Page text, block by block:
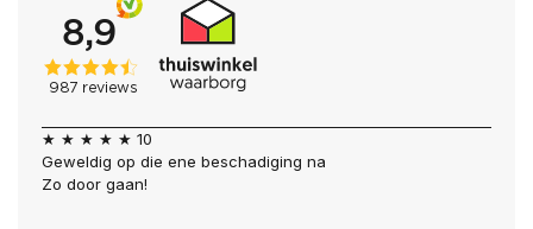
★ ★ ★ ★ ★ 10
Geweldig op die ene beschadiging na
Zo door gaan!